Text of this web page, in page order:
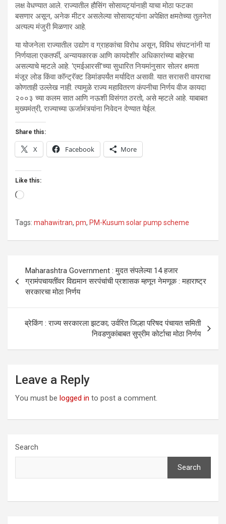
लक्ष वेधण्यात आले. राज्यातील हौसिंग सोसायट्यांनाही याचा मोठा फटका
बसणार असून, अनेक मीटर असलेल्या सोसायट्यांना अपेक्षित क्षमतेच्या तुलनेत
अत्यल्प मंजुरी मिळणार आहे.
या योजनेला राज्यातील उद्योग व ग्राहकांचा विरोध असून, विविध संघटनांनी या
निर्णयाला एकतर्फी, अन्यायकारक आणि कायदेशीर अधिकारांच्या बाहेरचा
असल्याचे म्हटले आहे. ‘एमईआरसी’च्या सुधारित नियमांनुसार सोलर क्षमता
मंजूर लोड किंवा कॉन्ट्रॅक्ट डिमांडपर्यंत मर्यादित असावी. यात सरासरी वापराचा
कोणताही उल्लेख नाही. त्यामुळे राज्य महावितरण कंपनीचा निर्णय वीज कायदा
२००३ च्या कलम सात आणि नऊशी विसंगत ठरतो, असे म्हटले आहे. याबाबत
मुख्यमंत्री, राज्याच्या ऊर्जामंत्र्यांना निवेदन देण्यात येईल.
Share this:
X Facebook More
Like this:
Loading…
Tags: mahawitran, pm, PM-Kusum solar pump scheme
navigation
Maharashtra Government : मुदत संपलेल्या 14 हजार
ग्रामंपचायतींवर विद्यमान सरपंचांची प्रशासक म्हणून नेमणूक : महाराष्ट्र
सरकारचा मोठा निर्णय
ब्रेकिंग : राज्य सरकारला झटका; उर्वरित जिल्हा परिषद पंचायत समिती
निवडणुकांबाबत सुप्रीम कोर्टाचा मोठा निर्णय
Leave a Reply
You must be logged in to post a comment.
Search
Search